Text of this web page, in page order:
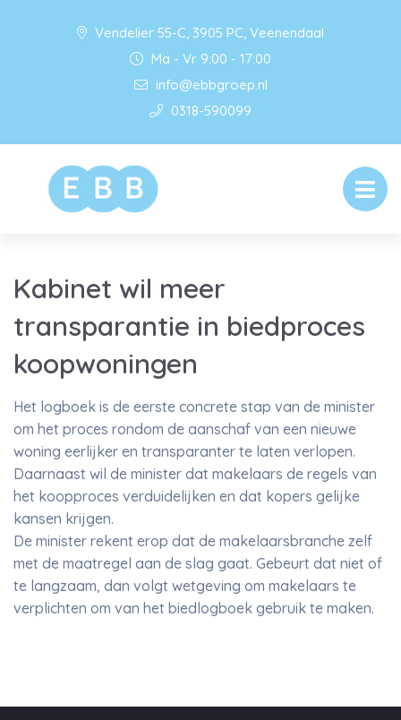
Vendelier 55-C, 3905 PC, Veenendaal
Ma - Vr 9:00 - 17:00
info@ebbgroep.nl
0318-590099
Kabinet wil meer
transparantie in biedproces
koopwoningen
Het logboek is de eerste concrete stap van de minister
om het proces rondom de aanschaf van een nieuwe
woning eerlijker en transparanter te laten verlopen.
Daarnaast wil de minister dat makelaars de regels van
het koopproces verduidelijken en dat kopers gelijke
kansen krijgen.
De minister rekent erop dat de makelaarsbranche zelf
met de maatregel aan de slag gaat. Gebeurt dat niet of
te langzaam, dan volgt wetgeving om makelaars te
verplichten om van het biedlogboek gebruik te maken.